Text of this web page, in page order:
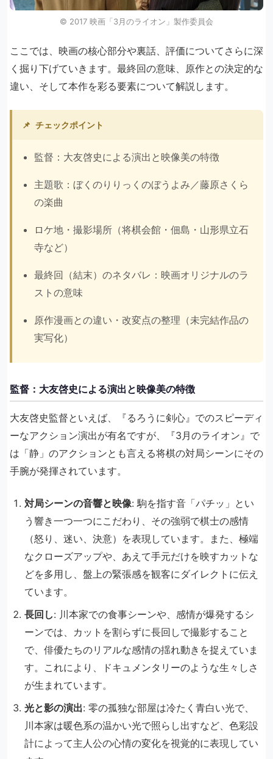
©︎ 2017 映画「3月のライオン」製作委員会
ここでは、映画の核心部分や裏話、評価についてさらに深
く掘り下げていきます。最終回の意味、原作との決定的な
違い、そして本作を彩る要素について解説します。
📌 チェックポイント
監督：大友啓史による演出と映像美の特徴
主題歌：ぼくのりりっくのぼうよみ／藤原さくら
の楽曲
ロケ地・撮影場所（将棋会館・佃島・山形県立石
寺など）
最終回（結末）のネタバレ：映画オリジナルのラ
ストの意味
原作漫画との違い・改変点の整理（未完結作品の
実写化）
監督：大友啓史による演出と映像美の特徴
大友啓史監督といえば、『るろうに剣心』でのスピーディ
ーなアクション演出が有名ですが、『3月のライオン』で
は「静」のアクションとも言える将棋の対局シーンにその
手腕が発揮されています。
対局シーンの音響と映像: 駒を指す音「パチッ」とい
う響き一つ一つにこだわり、その強弱で棋士の感情
（怒り、迷い、決意）を表現しています。また、極端
なクローズアップや、あえて手元だけを映すカットな
どを多用し、盤上の緊張感を観客にダイレクトに伝え
ています。
長回し: 川本家での食事シーンや、感情が爆発するシ
ーンでは、カットを割らずに長回しで撮影すること
で、俳優たちのリアルな感情の揺れ動きを捉えていま
す。これにより、ドキュメンタリーのような生々しさ
が生まれています。
光と影の演出: 零の孤独な部屋は冷たく青白い光で、
川本家は暖色系の温かい光で照らし出すなど、色彩設
計によって主人公の心情の変化を視覚的に表現してい